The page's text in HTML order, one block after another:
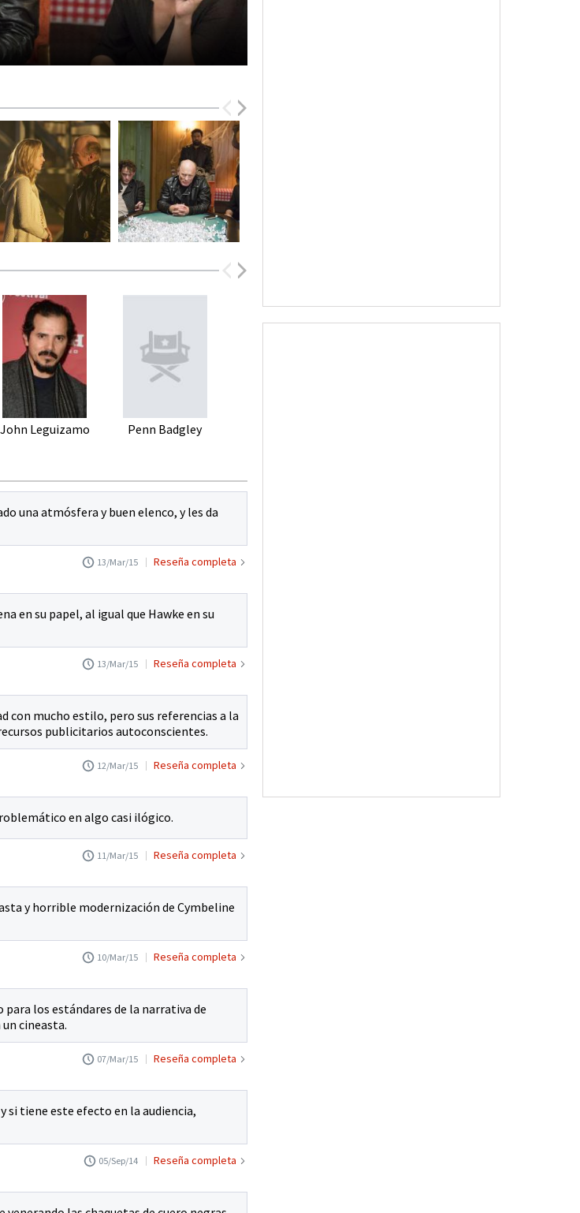
John Leguizamo Penn Badgley
una atmósfera y buen elenco, y les da
13/Mar/15 Reseña completa
en su papel, al igual que Hawke en su
13/Mar/15 Reseña completa
con mucho estilo, pero sus referencias a la
publicitarios autoconscientes.
12/Mar/15 Reseña completa
en algo casi ilógico.
11/Mar/15 Reseña completa
y horrible modernización de Cymbeline
10/Mar/15 Reseña completa
para los estándares de la narrativa de
cineasta.
07/Mar/15 Reseña completa
si tiene este efecto en la audiencia,
05/Sep/14 Reseña completa